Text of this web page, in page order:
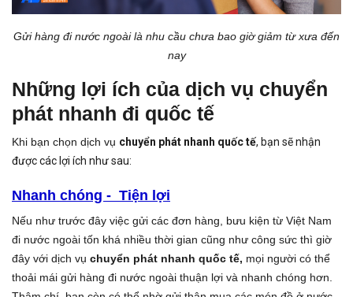
Gửi hàng đi nước ngoài là nhu cầu chưa bao giờ giảm từ xưa đến
nay
Những lợi ích của dịch vụ chuyển
phát nhanh đi quốc tế
Khi bạn chọn dịch vụ chuyển phát nhanh quốc tế, bạn sẽ nhận
được các lợi ích như sau:
Nhanh chóng - Tiện lợi
Nếu như trước đây việc gửi các đơn hàng, bưu kiện từ Việt Nam
đi nước ngoài tốn khá nhiều thời gian cũng như công sức thì giờ
đây với dịch vụ chuyển phát nhanh quốc tế, mọi người có thể
thoải mái gửi hàng đi nước ngoài thuận lợi và nhanh chóng hơn.